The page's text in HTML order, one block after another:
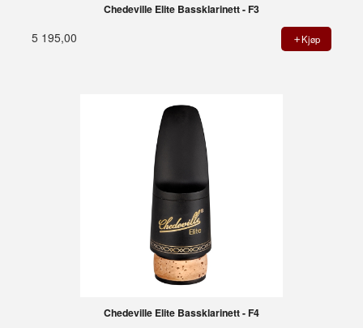
Chedeville Elite Bassklarinett - F3
5 195,00 Kjøp
Chedeville Elite Bassklarinett - F4